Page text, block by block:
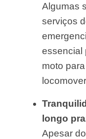
Algumas
serviços
essencial
moto
longo
Apesar